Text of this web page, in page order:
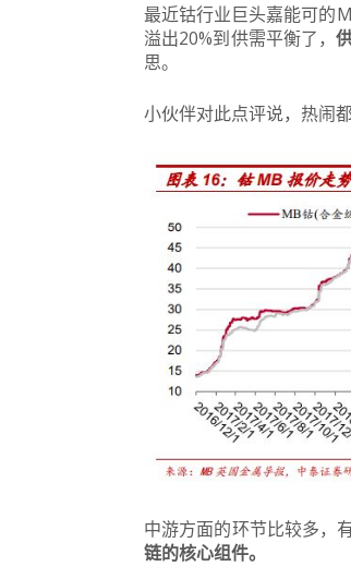
最近钴行业巨头嘉能可的
溢出20%到供需平衡了，
思。
小伙伴对此点评说，热闹
中游方面的环节比较多，
链的核心组件。